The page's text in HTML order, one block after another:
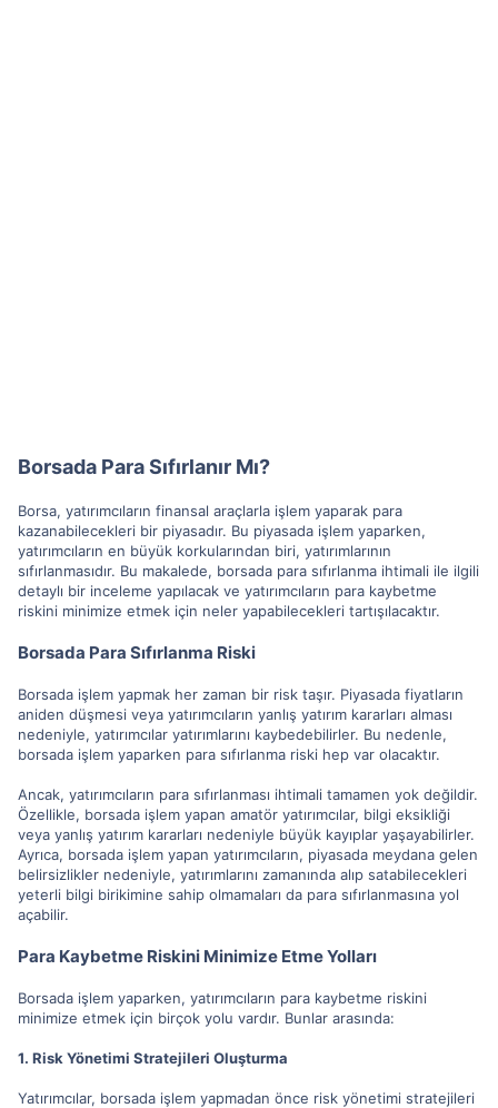
Borsada Para Sıfırlanır Mı?
Borsa, yatırımcıların finansal araçlarla işlem yaparak para
kazanabilecekleri bir piyasadır. Bu piyasada işlem yaparken,
yatırımcıların en büyük korkularından biri, yatırımlarının
sıfırlanmasıdır. Bu makalede, borsada para sıfırlanma ihtimali ile ilgili
detaylı bir inceleme yapılacak ve yatırımcıların para kaybetme
riskini minimize etmek için neler yapabilecekleri tartışılacaktır.
Borsada Para Sıfırlanma Riski
Borsada işlem yapmak her zaman bir risk taşır. Piyasada fiyatların
aniden düşmesi veya yatırımcıların yanlış yatırım kararları alması
nedeniyle, yatırımcılar yatırımlarını kaybedebilirler. Bu nedenle,
borsada işlem yaparken para sıfırlanma riski hep var olacaktır.
Ancak, yatırımcıların para sıfırlanması ihtimali tamamen yok değildir.
Özellikle, borsada işlem yapan amatör yatırımcılar, bilgi eksikliği
veya yanlış yatırım kararları nedeniyle büyük kayıplar yaşayabilirler.
Ayrıca, borsada işlem yapan yatırımcıların, piyasada meydana gelen
belirsizlikler nedeniyle, yatırımlarını zamanında alıp satabilecekleri
yeterli bilgi birikimine sahip olmamaları da para sıfırlanmasına yol
açabilir.
Para Kaybetme Riskini Minimize Etme Yolları
Borsada işlem yaparken, yatırımcıların para kaybetme riskini
minimize etmek için birçok yolu vardır. Bunlar arasında:
1. Risk Yönetimi Stratejileri Oluşturma
Yatırımcılar, borsada işlem yapmadan önce risk yönetimi stratejileri